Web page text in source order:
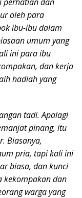
oleh para
ibu-ibu dalam
umum yang
ini para ibu
dan kerja
hadiah yang
tadi. Apalagi
pinang, itu
Biasanya,
pria, tapi kali ini
biasa, dan kunci
kekompakan dan
warga yang